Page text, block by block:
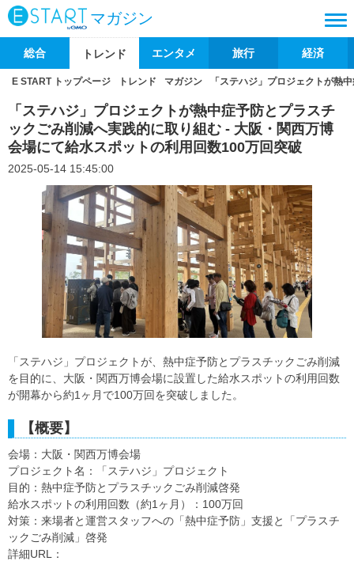
マガジン
総合 トレンド エンタメ 旅行 経済
E START トップページ トレンド マガジン 「ステハジ」プロジェクトが熱
「ステハジ」プロジェクトが熱中症予防とプラスチ
ックごみ削減へ実践的に取り組む - 大阪・関西万博
会場にて給水スポットの利用回数100万回突破
2025-05-14 15:45:00
「ステハジ」プロジェクトが、熱中症予防とプラスチックごみ削減
を目的に、大阪・関西万博会場に設置した給水スポットの利用回数
が開幕から約1ヶ月で100万回を突破しました。
【概要】
会場：大阪・関西万博会場
プロジェクト名：「ステハジ」プロジェクト
目的：熱中症予防とプラスチックごみ削減啓発
給水スポットの利用回数（約1ヶ月）：100万回
対策：来場者と運営スタッフへの「熱中症予防」支援と「プラスチ
ックごみ削減」啓発
詳細URL：